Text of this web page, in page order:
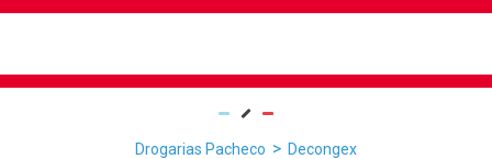
Drogarias Pacheco Decongex